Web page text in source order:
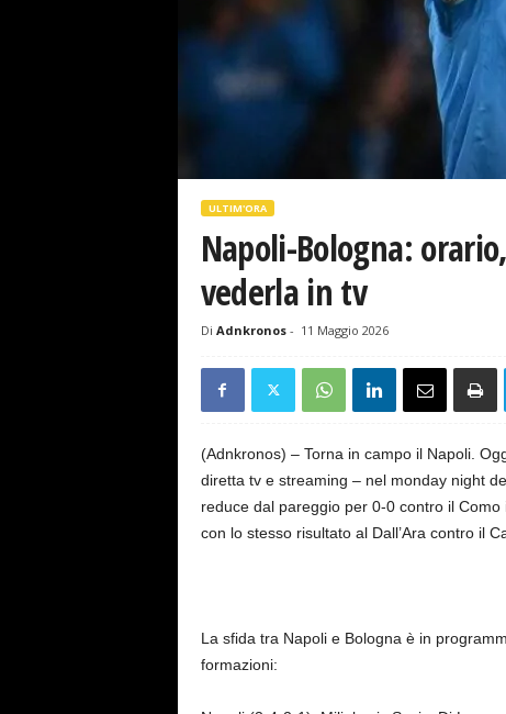
ULTIM'ORA
Napoli-Bologna:
vederla in tv
Di Adnkronos- 11 Maggio 2026
(Adnkronos) – Torna in campo il Napoli.
diretta tv e streaming – nel monday night
reduce dal pareggio per 0-0 contro il
con lo stesso risultato al Dall’Ara contro il
La sfida tra Napoli e Bologna è in
formazioni: